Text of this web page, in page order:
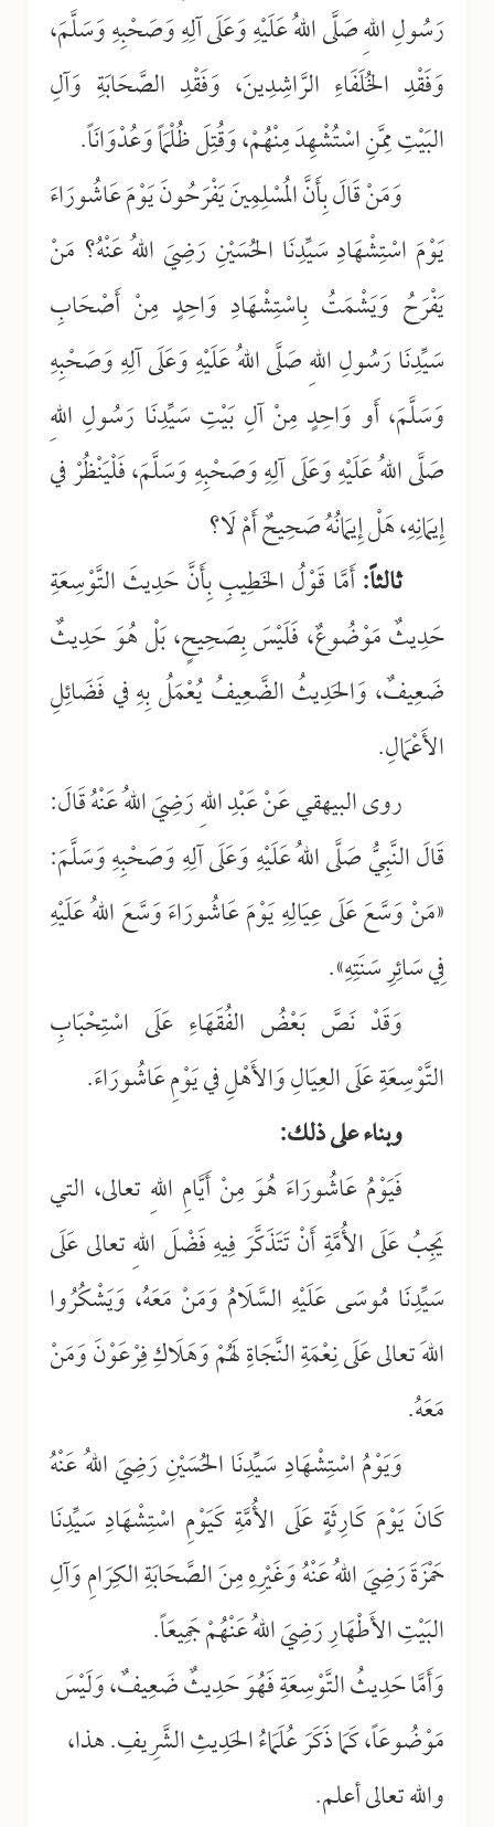
رَسُولِ اللهِ صَلَّى اللهُ عَلَيْهِ وَعَلَى آلِهِ وَصَحْبِهِ وَسَلَّمَ،
وَفَقْدِ الخُلَفَاءِ الرَّاشِدِينَ، وَفَقْدِ الصَّحَابَةِ وَآلِ
البَيْتِ مِمَّنِ اسْتُشْهِدَ مِنْهُمْ، وَقُتِلَ ظُلْمَاً وَعُدْوَانَاً.
وَمَنْ قَالَ بِأَنَّ المُسْلِمِينَ يَفْرَحُونَ يَوْمَ عَاشُورَاءَ
يَوْمَ اسْتِشْهَادِ سَيِّدِنَا الحُسَيْنِ رَضِيَ اللهُ عَنْهُ؟ مَنْ
يَفْرَحُ وَيَشْمَتُ بِاسْتِشْهَادِ وَاحِدٍ مِنْ أَصْحَابِ
سَيِّدِنَا رَسُولِ اللهِ صَلَّى اللهُ عَلَيْهِ وَعَلَى آلِهِ وَصَحْبِهِ
وَسَلَّمَ، أَو وَاحِدٍ مِنْ آلِ بَيْتِ سَيِّدِنَا رَسُولِ اللهِ
صَلَّى اللهُ عَلَيْهِ وَعَلَى آلِهِ وَصَحْبِهِ وَسَلَّمَ، فَلْيَنْظُرْ في
إِيمَانِهِ، هَلْ إِيمَانُهُ صَحِيحٌ أَمْ لَا؟
ثالثاً:أَمَّا قَوْلُ الخَطِيبِ بِأَنَّ حَدِيثَ التَّوْسِعَةِ
حَدِيثٌ مَوْضُوعٌ، فَلَيْسَ بِصَحِيحٍ، بَلْ هُوَ حَدِيثٌ
ضَعِيفٌ، وَالحَدِيثُ الضَّعِيفُ يُعْمَلُ بِهِ في فَضَائِلِ
الأَعْمَالِ.
روى البيهقي عَنْ عَبْدِ اللهِ رَضِيَ اللهُ عَنْهُ قَالَ:
قَالَ النَّبِيُّ صَلَّى اللهُ عَلَيْهِ وَعَلَى آلِهِ وَصَحْبِهِ وَسَلَّمَ:
«مَنْ وَسَّعَ عَلَى عِيَالِهِ يَوْمَ عَاشُورَاءَ وَسَّعَ اللهُ عَلَيْهِ
فِي سَائِرِ سَنَتِهِ».
وَقَدْ نَصَّ بَعْضُ الفُقَهَاءِ عَلَى اسْتِحْبَابِ
التَّوْسِعَةِ عَلَى العِيَالِ وَالأَهْلِ في يَوْمِ عَاشُورَاءَ.
وبناء على ذلك:
فَيَوْمُ عَاشُورَاءَ هُوَ مِنْ أَيَّامِ اللهِ تعالى، التي
يَجِبُ عَلَى الأُمَّةِ أَنْ تَتَذَكَّرَ فِيهِ فَضْلَ اللهِ تعالى عَلَى
سَيِّدِنَا مُوسَى عَلَيْهِ السَّلَامُ وَمَنْ مَعَهُ، وَيَشْكُرُوا
اللهَ تعالى عَلَى نِعْمَةِ النَّجَاةِ لَهُمْ وَهَلَاكِ فِرْعَوْنَ وَمَنْ
مَعَهُ.
وَيَوْمُ اسْتِشْهَادِ سَيِّدِنَا الحُسَيْنِ رَضِيَ اللهُ عَنْهُ
كَانَ يَوْمَ كَارِثَةٍ عَلَى الأُمَّةِ كَيَوْمِ اسْتِشْهَادِ سَيِّدِنَا
حَمْزَةَ رَضِيَ اللهُ عَنْهُ وَغَيْرِهِ مِنَ الصَّحَابَةِ الكِرَامِ وَآلِ
البَيْتِ الأَطْهَارِ رَضِيَ اللهُ عَنْهُمْ جَمِيعَاً.
وَأَمَّا حَدِيثُ التَّوْسِعَةِ فَهُوَ حَدِيثٌ ضَعِيفٌ، وَلَيْسَ
مَوْضُوعَاً، كَمَا ذَكَرَ عُلَمَاءُ الحَدِيثِ الشَّرِيفِ. هذا،
والله تعالى أعلم.